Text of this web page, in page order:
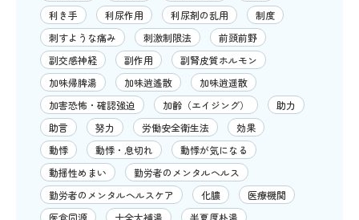
利き手
利尿作用 利尿剤の乱用
制度
刺すような痛み
刺激制限法
前頭前野
副交感神経
副作用
副腎皮質ホルモン
加味帰脾湯
加味逍遙散
加味逍遥散
加害恐怖・確認強迫
加齢（エイジング）
助力
助言
努力 労働安全衛生法
効果
動悸
動悸・息切れ
動悸が気になる
動揺性めまい
勤労者のメンタルヘルス
勤労者のメンタルヘルスケア
化膿
医療機関
医食同源
十全大補湯 半夏厚朴湯